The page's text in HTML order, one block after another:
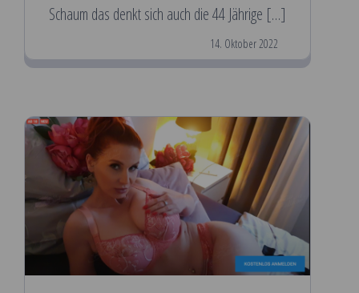
Schaum das denkt sich auch die 44 Jährige […]
14. Oktober 2022